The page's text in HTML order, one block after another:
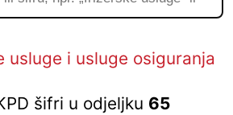
usluge i usluge osiguranja
šifri u odjeljku 65